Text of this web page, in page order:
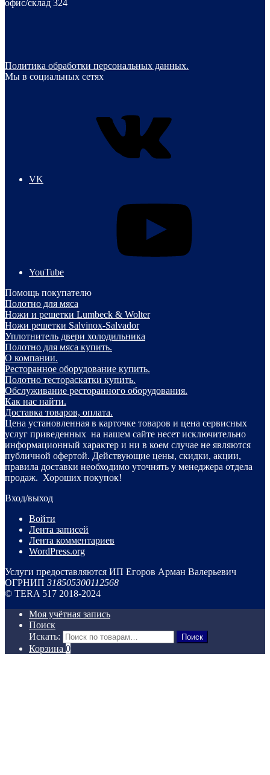
офис/склад 324
Политика обработки персональных данных.
Мы в социальных сетях
VK
YouTube
Помощь покупателю
Полотно для мяса
Ножи и решетки Lumbeck & Wolter
Ножи решетки Salvinox-Salvador
Уплотнитель двери холодильника
Полотно для мяса купить.
О компании.
Ресторанное оборудование купить.
Полотно тестораскатки купить.
Обслуживание ресторанного оборудования.
Как нас найти.
Доставка товаров, оплата.
Цена установленная в карточке товаров и цена сервисных
услуг приведенных на нашем сайте несет исключительно
информационный характер и ни в коем случае не являются
публичной офертой. Действующие цены, скидки, акции,
правила доставки необходимо уточнять у менеджера отдела
продаж. Хороших покупок!
Вход/выход
Войти
Лента записей
Лента комментариев
WordPress.org
Услуги предоставляются ИП Егоров Арман Валерьевич
ОГРНИП 318505300112568
© TERA 517 2018-2024
Моя учётная запись
Поиск
Искать:
Поиск
Корзина 0